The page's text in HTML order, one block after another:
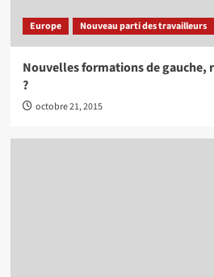
Europe Nouveau parti des travailleurs
Nouvelles formations de
?
octobre 21, 2015